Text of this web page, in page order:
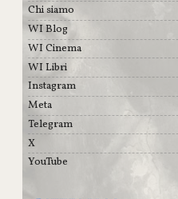
Chi siamo
WI Blog
WI Cinema
WI Libri
Instagram
Meta
Telegram
X
YouTube